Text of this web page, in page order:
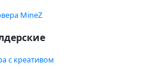
MineZ
с креативом